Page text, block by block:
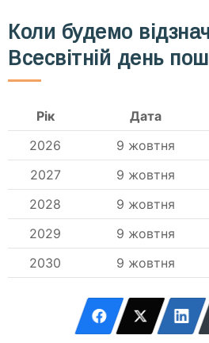
Коли будемо
Всесвітній день
Рік Дата
2026
9 жовтня
2027
9 жовтня
2028
9 жовтня
2029
9 жовтня
2030
9 жовтня